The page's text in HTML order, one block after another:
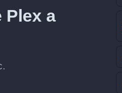
Plex a